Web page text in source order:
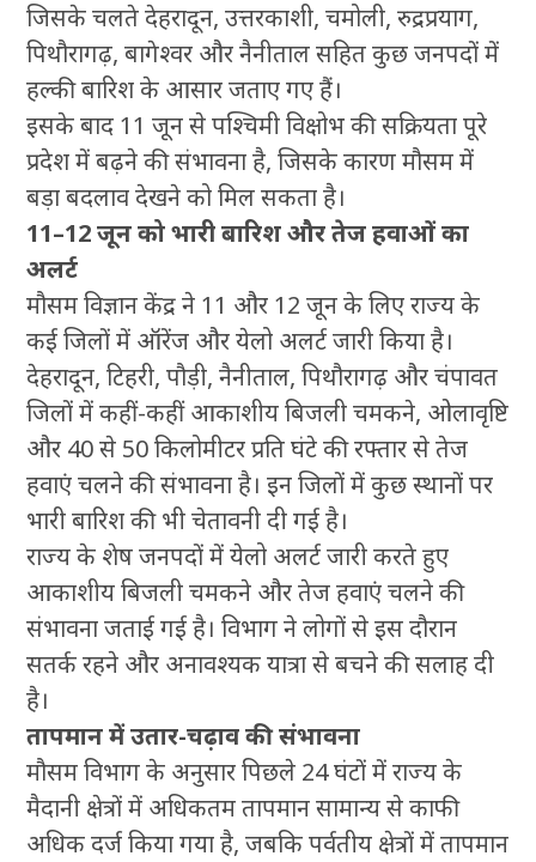
जिसके चलते देहरादून, उत्तरकाशी, चमोली, रुद्रप्रयाग,
पिथौरागढ़, बागेश्वर और नैनीताल सहित कुछ जनपदों में
हल्की बारिश के आसार जताए गए हैं।
इसके बाद 11 जून से पश्चिमी विक्षोभ की सक्रियता पूरे
प्रदेश में बढ़ने की संभावना है, जिसके कारण मौसम में
बड़ा बदलाव देखने को मिल सकता है।
11–12 जून को भारी बारिश और तेज हवाओं का
अलर्ट
मौसम विज्ञान केंद्र ने 11 और 12 जून के लिए राज्य के
कई जिलों में ऑरेंज और येलो अलर्ट जारी किया है।
देहरादून, टिहरी, पौड़ी, नैनीताल, पिथौरागढ़ और चंपावत
जिलों में कहीं-कहीं आकाशीय बिजली चमकने, ओलावृष्टि
और 40 से 50 किलोमीटर प्रति घंटे की रफ्तार से तेज
हवाएं चलने की संभावना है। इन जिलों में कुछ स्थानों पर
भारी बारिश की भी चेतावनी दी गई है।
राज्य के शेष जनपदों में येलो अलर्ट जारी करते हुए
आकाशीय बिजली चमकने और तेज हवाएं चलने की
संभावना जताई गई है। विभाग ने लोगों से इस दौरान
सतर्क रहने और अनावश्यक यात्रा से बचने की सलाह दी
है।
तापमान में उतार-चढ़ाव की संभावना
मौसम विभाग के अनुसार पिछले 24 घंटों में राज्य के
मैदानी क्षेत्रों में अधिकतम तापमान सामान्य से काफी
अधिक दर्ज किया गया है, जबकि पर्वतीय क्षेत्रों में तापमान